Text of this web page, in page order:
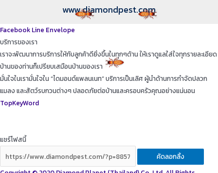
www.diamondpest.com
Facebook Line Envelope
บริการของเรา
เราจะพัฒนาการบริการให้กับลูกค้าดียิ่งขึ้นในทุกๆด้าน ให้เราดูแลใส่ใจทุกรายละเอียด
บ้านของท่านก็เปรียบเสมือนบ้านของเรา
มั่นใจในเรามั่นใจใน “ไดมอนด์แพลนเนท” บริการเป็นเลิศ ผู้นำด้านการกำจัดปลวก
แมลง และสัตว์รบกวนต่างๆ ปลอดภัยต่อบ้านและครอบครัวคุณอย่างแน่นอน
TopKeyWord
แชร์โฟสนี้
คัดลอกลิ้ง